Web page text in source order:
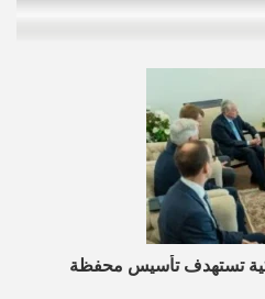
تستهدف تأسيس محفظة